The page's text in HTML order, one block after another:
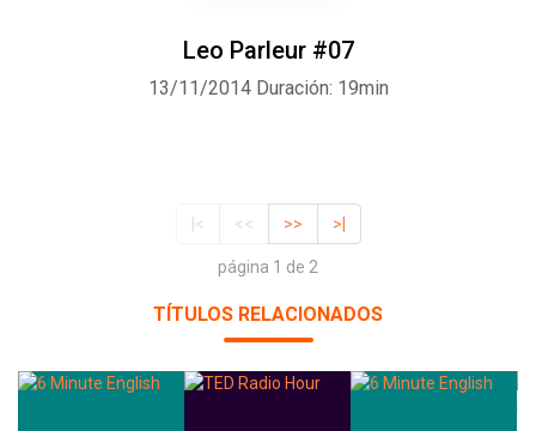
Leo Parleur #07
13/11/2014 Duración: 19min
|< << >> >|
página 1 de 2
TÍTULOS RELACIONADOS